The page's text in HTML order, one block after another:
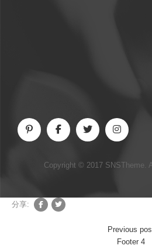
Copyright © 2017 SNSTheme.
分享:
Previous
Footer 4